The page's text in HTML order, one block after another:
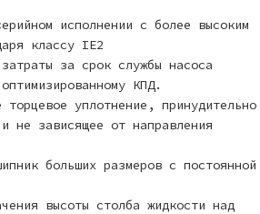
исполнении с более высоким
классу IE2
за срок службы насоса
КПД.
торцевое уплотнение, принудительно
не зависящее от направления
больших размеров с постоянной
высоты столба жидкости над